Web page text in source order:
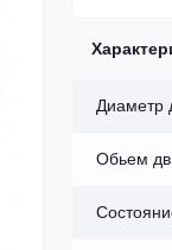
Диаметр
Обьем